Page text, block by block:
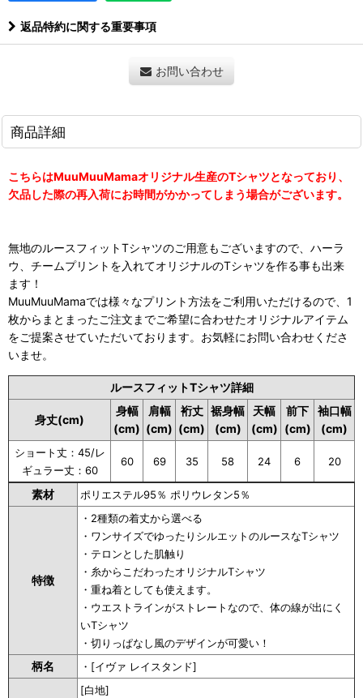
返品特約に関する重要事項
お問い合わせ
商品詳細
こちらはMuuMuuMamaオリジナル生産のTシャツとなっており、
欠品した際の再入荷にお時間がかかってしまう場合がございます。
無地のルースフィットTシャツのご用意もございますので、ハーラ
ウ、チームプリントを入れてオリジナルのTシャツを作る事も出来
ます！
MuuMuuMamaでは様々なプリント方法をご利用いただけるので、1
枚からまとまったご注文までご希望に合わせたオリジナルアイテム
をご提案させていただいております。お気軽にお問い合わせくださ
いませ。
ルースフィットTシャツ詳細
身丈(cm)
身幅
(cm)
肩幅
(cm)
裄丈
(cm)
裾身幅
(cm)
天幅
(cm)
前下
(cm)
袖口幅
(cm)
ショート丈：45/レ
ギュラー丈：60
60 69 35 58 24 6 20
素材 ポリエステル95％ ポリウレタン5％
特徴
・2種類の着丈から選べる
・ワンサイズでゆったりシルエットのルースなTシャツ
・テロンとした肌触り
・糸からこだわったオリジナルTシャツ
・重ね着としても使えます。
・ウエストラインがストレートなので、体の線が出にく
いTシャツ
・切りっぱなし風のデザインが可愛い！
柄名 ・[イヴァ レイスタンド]
[白地]